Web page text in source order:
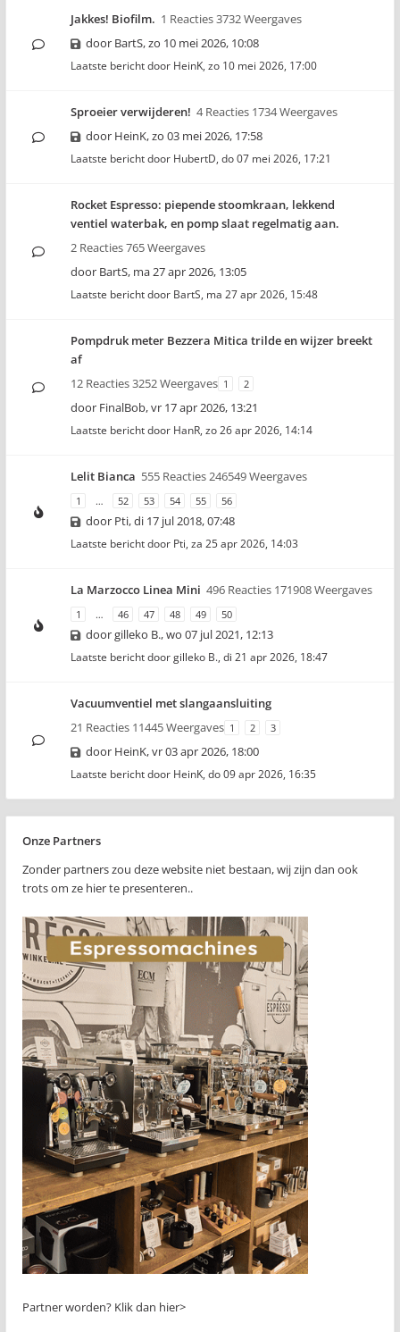
Jakkes! Biofilm. 1 Reacties 3732 Weergaves
door BartS,zo 10 mei 2026, 10:08
Laatste bericht door HeinK, zo 10 mei 2026, 17:00
Sproeier verwijderen! 4 Reacties 1734 Weergaves
door HeinK,zo 03 mei 2026, 17:58
Laatste bericht door HubertD, do 07 mei 2026, 17:21
Rocket Espresso: piepende stoomkraan, lekkend
ventiel waterbak, en pomp slaat regelmatig aan.
2 Reacties 765 Weergaves
door BartS, ma 27 apr 2026, 13:05
Laatste bericht door BartS, ma 27 apr 2026, 15:48
Pompdruk meter Bezzera Mitica trilde en wijzer breekt
af
12 Reacties 3252 Weergaves 1 2
door FinalBob,vr 17 apr 2026, 13:21
Laatste bericht door HanR, zo 26 apr 2026, 14:14
Lelit Bianca 555 Reacties 246549 Weergaves
1 … 52 53 54 55 56
door Pti,di 17 jul 2018, 07:48
Laatste bericht door Pti, za 25 apr 2026, 14:03
La Marzocco Linea Mini 496 Reacties 171908 Weergaves
1 … 46 47 48 49 50
doorgilleko B.,wo 07 jul 2021, 12:13
Laatste bericht doorgilleko B., di 21 apr 2026, 18:47
Vacuumventiel met slangaansluiting
21 Reacties 11445 Weergaves 1 2 3
door HeinK,vr 03 apr 2026, 18:00
Laatste bericht door HeinK, do 09 apr 2026, 16:35
Onze Partners
Zonder partners zou deze website niet bestaan, wij zijn dan ook
trots om ze hier te presenteren..
Partner worden? Klik dan hier>